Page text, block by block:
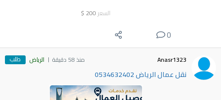
السعر 200
$
0
Anasr1323 منذ 58 دقيقة الرياض طلب
نقل عمال الرياض 0534632402